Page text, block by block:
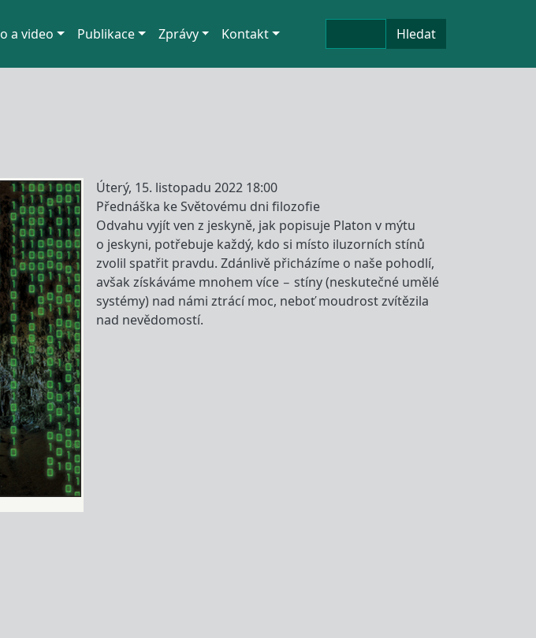
a video Publikace Zprávy Kontakt Hledat
Hledat
Úterý, 15. listopadu 2022 18:00
Přednáška ke Světovému dni filozofie
Odvahu vyjít ven z jeskyně, jak popisuje Platon v mýtu
o jeskyni, potřebuje každý, kdo si místo iluzorních stínů
zvolil spatřit pravdu. Zdánlivě přicházíme o naše pohodlí,
avšak získáváme mnohem více – stíny (neskutečné umělé
systémy) nad námi ztrácí moc, neboť moudrost zvítězila
nad nevědomostí.